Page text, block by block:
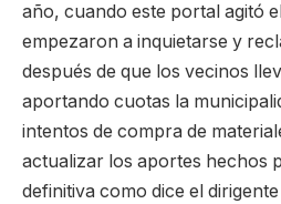
año, cuando este portal agitó
empezaron a inquietarse y
después de que los vecinos
aportando cuotas la
intentos de compra de
actualizar los aportes hechos
definitiva como dice el